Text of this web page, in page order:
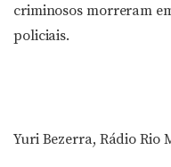
criminosos morreram
policiais.
Yuri Bezerra, Rádio Rio